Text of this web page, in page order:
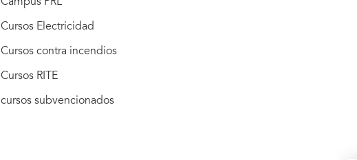
Cursos Electricidad
Cursos contra incendios
Cursos RITE
cursos subvencionados